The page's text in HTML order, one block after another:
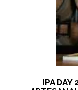
IPA DAY